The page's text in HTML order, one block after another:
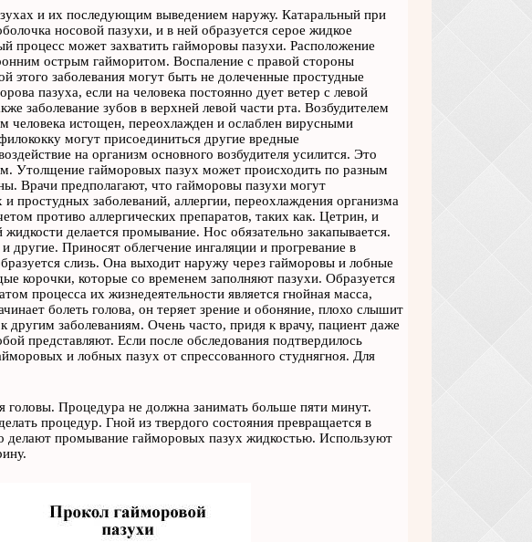
и их последующим выведением наружу. Катаральный при
носовой пазухи, и в ней образуется серое жидкое
процесс может захватить гайморовы пазухи. Расположение
острым гайморитом. Воспаление с правой стороны
заболевания могут быть не долеченные простудные
пазуха, если на человека постоянно дует ветер с левой
заболевание зубов в верхней левой части рта. Возбудителем
человека истощен, переохлажден и ослаблен вирусными
могут присоединиться другие вредные
на организм основного возбудителя усилится. Это
Утолщение гайморовых пазух может происходить по разным
Врачи предполагают, что гайморовы пазухи могут
простудных заболеваний, аллергии, переохлаждения организма
противо аллергических препаратов, таких как. Цетрин, и
делается промывание. Нос обязательно закапывается.
Приносят облегчение ингаляции и прогревание в
слизь. Она выходит наружу через гайморовы и лобные
корочки, которые со временем заполняют пазухи. Образуется
процесса их жизнедеятельности является гнойная масса,
болеть голова, он теряет зрение и обоняние, плохо слышит
заболеваниям. Очень часто, придя к врачу, пациент даже
представляют. Если после обследования подтвердилось
и лобных пазух от спрессованного студнягноя. Для
Процедура не должна занимать больше пяти минут.
процедур. Гной из твердого состояния превращается в
промывание гайморовых пазух жидкостью. Используют